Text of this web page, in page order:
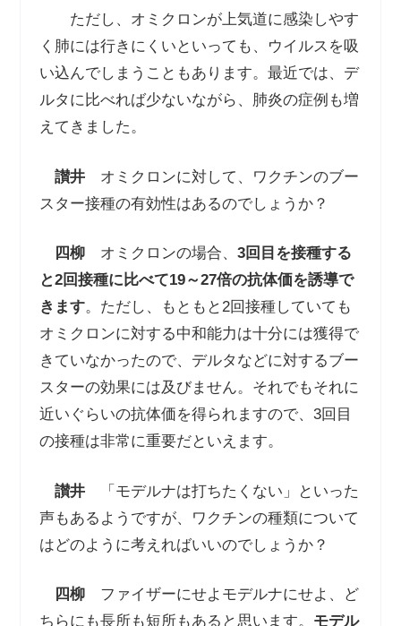
ただし、オミクロンが上気道に感染しやす
く肺には行きにくいといっても、ウイルスを吸
い込んでしまうこともあります。最近では、デ
ルタに比べれば少ないながら、肺炎の症例も増
えてきました。
讃井オミクロンに対して、ワクチンのブー
スター接種の有効性はあるのでしょうか？
四柳オミクロンの場合、 3回目を接種する
と2回接種に比べて19～27倍の抗体価を誘導で
きます。ただし、もともと2回接種していても
オミクロンに対する中和能力は十分には獲得で
きていなかったので、デルタなどに対するブー
スターの効果には及びません。それでもそれに
近いぐらいの抗体価を得られますので、 3回目
の接種は非常に重要だといえます。
讃井「モデルナは打ちたくない」といった
声もあるようですが、ワクチンの種類について
はどのように考えればいいのでしょうか？
四柳ファイザーにせよモデルナにせよ、ど
ちらにも長所も短所もあると思います。 モデル